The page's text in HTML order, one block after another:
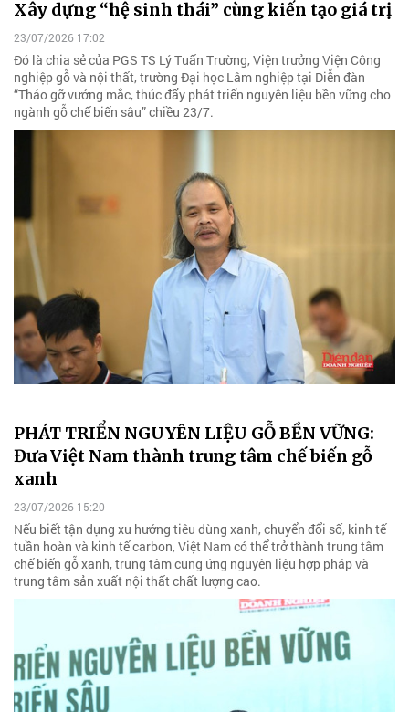
Xây dựng “hệ sinh thái” cùng kiến tạo giá trị
23/07/2026 17:02
Đó là chia sẻ của PGS TS Lý Tuấn Trường, Viện trưởng Viện Công
nghiệp gỗ và nội thất, trường Đại học Lâm nghiệp tại Diễn đàn
“Tháo gỡ vướng mắc, thúc đẩy phát triển nguyên liệu bền vững cho
ngành gỗ chế biến sâu” chiều 23/7.
PHÁT TRIỂN NGUYÊN LIỆU GỖ BỀN VỮNG:
Đưa Việt Nam thành trung tâm chế biến gỗ
xanh
23/07/2026 15:20
Nếu biết tận dụng xu hướng tiêu dùng xanh, chuyển đổi số, kinh tế
tuần hoàn và kinh tế carbon, Việt Nam có thể trở thành trung tâm
chế biến gỗ xanh, trung tâm cung ứng nguyên liệu hợp pháp và
trung tâm sản xuất nội thất chất lượng cao.